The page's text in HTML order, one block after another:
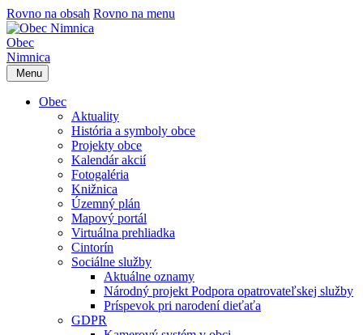
Rovno na obsah Rovno na menu
Obec
Nimnica
Menu
Obec
Aktuality
História a symboly obce
Projekty obce
Kalendár akcií
Fotogaléria
Knižnica
Územný plán
Mapový portál
Virtuálna prehliadka
Cintorín
Sociálne služby
Aktuálne oznamy
Národný projekt Podpora opatrovateľskej služby
Príspevok pri narodení dieťaťa
GDPR